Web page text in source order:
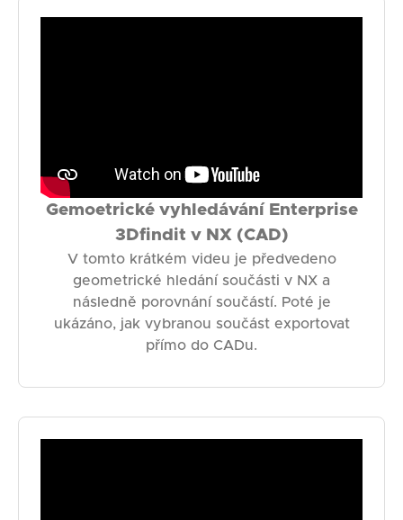
Gemoetrické vyhledávání Enterprise
3Dfindit v NX (CAD)
V tomto krátkém videu je předvedeno
geometrické hledání součásti v NX a
následně porovnání součástí. Poté je
ukázáno, jak vybranou součást exportovat
přímo do CADu.